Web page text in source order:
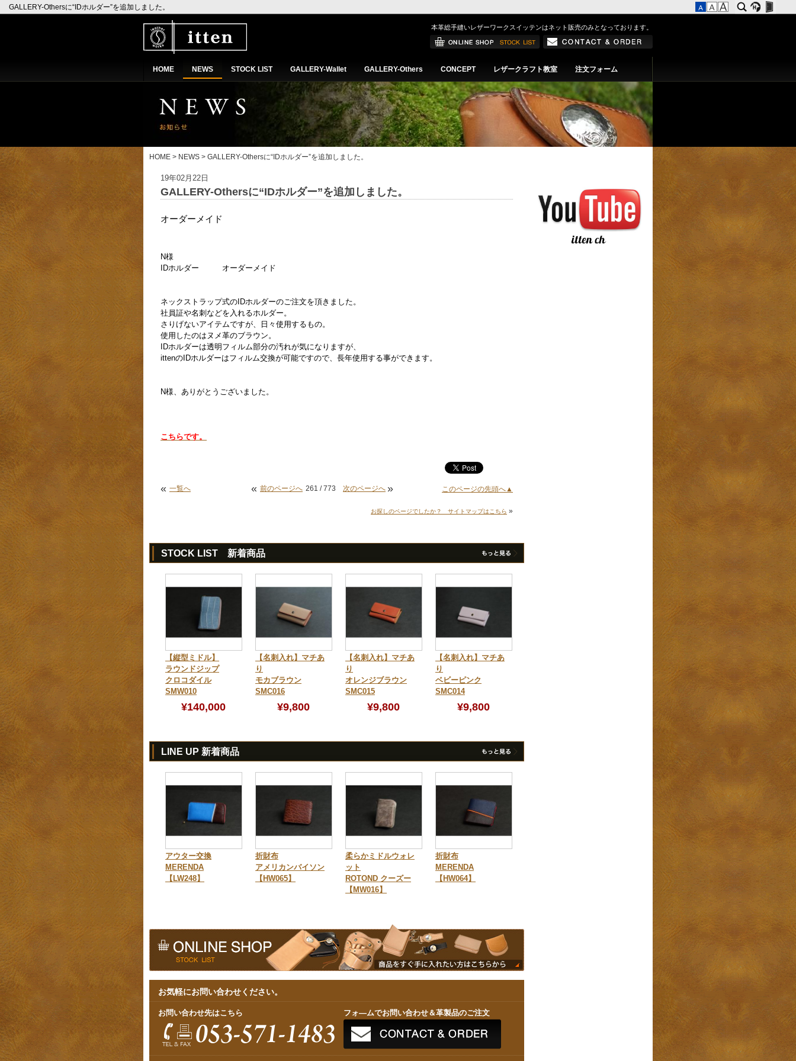
GALLERY-Othersに“IDホルダー”を追加しました。
本革総手縫いレザーワークスイッテンはネット販売のみとなっております。
HOME NEWS STOCK LIST GALLERY-Wallet GALLERY-Others CONCEPT レザークラフト教室 注文フォーム
HOME > NEWS > GALLERY-Othersに“IDホルダー”を追加しました。
19年02月22日
GALLERY-Othersに“IDホルダー”を追加しました。
オーダーメイド
N様
IDホルダー オーダーメイド
ネックストラップ式のIDホルダーのご注文を頂きました。
社員証や名刺などを入れるホルダー。
さりげないアイテムですが、日々使用するもの。
使用したのはヌメ革のブラウン。
IDホルダーは透明フィルム部分の汚れが気になりますが、
ittenのIDホルダーはフィルム交換が可能ですので、長年使用する事ができます。
N様、ありがとうございました。
こちらです。
« 一覧へ « 前のページへ 261 / 773 次のページへ » このページの先頭へ▲
お探しのページでしたか？ サイトマップはこちら »
STOCK LIST 新着商品
【縦型ミドル】
ラウンドジップ
クロコダイル
SMW010
¥140,000
【名刺入れ】マチあ
り
モカブラウン
SMC016
¥9,800
【名刺入れ】マチあ
り
オレンジブラウン
SMC015
¥9,800
【名刺入れ】マチあ
り
ベビーピンク
SMC014
¥9,800
LINE UP 新着商品
アウター交換
MERENDA
【LW248】
折財布
アメリカンバイソン
【HW065】
柔らかミドルウォレ
ット
ROTOND クーズー
【MW016】
折財布
MERENDA
【HW064】
お気軽にお問い合わせください。
お問い合わせ先はこちら フォ—ムでお問い合わせ＆革製品のご注文